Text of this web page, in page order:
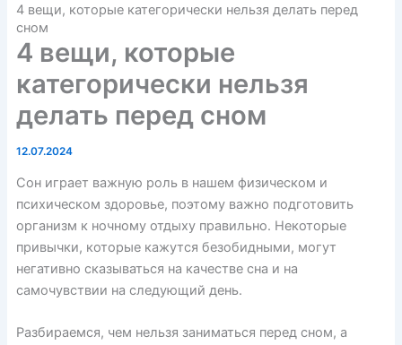
4 вещи, которые категорически нельзя делать перед
сном
4 вещи, которые
категорически нельзя
делать перед сном
12.07.2024
Сон играет важную роль в нашем физическом и
психическом здоровье, поэтому важно подготовить
организм к ночному отдыху правильно. Некоторые
привычки, которые кажутся безобидными, могут
негативно сказываться на качестве сна и на
самочувствии на следующий день.
Разбираемся, чем нельзя заниматься перед сном, а